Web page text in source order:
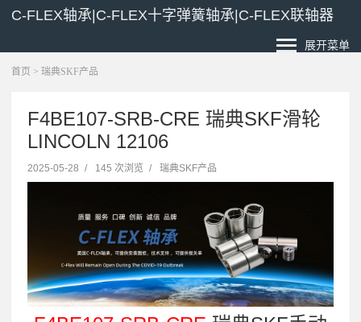
C-FLEX轴承|C-FLEX十字弹簧轴承|C-FLEX联轴器
展开菜单
首页 > 瑞典SKF产品
F4BE107-SRB-CRE 瑞典SKF滑轮
LINCOLN 12106
2025-05-28 / 145 次浏览 / 瑞典SKF产品